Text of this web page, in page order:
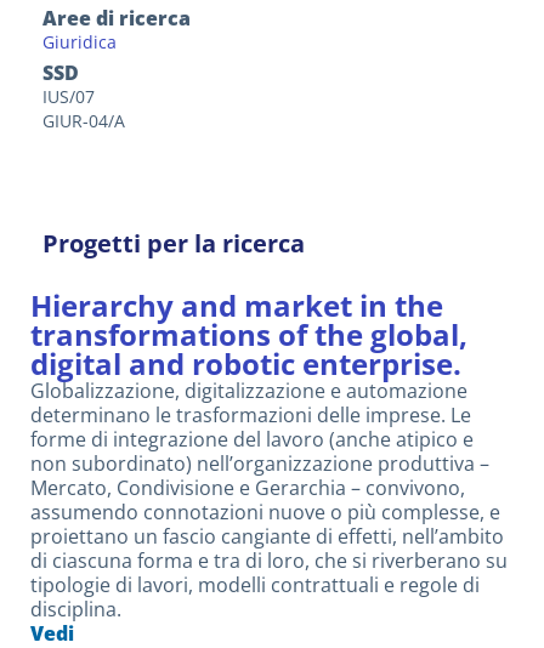
Aree di ricerca
Giuridica
SSD
IUS/07
GIUR-04/A
Progetti per la ricerca
Hierarchy and market in the
transformations of the global,
digital and robotic enterprise.
Globalizzazione, digitalizzazione e automazione
determinano le trasformazioni delle imprese. Le
forme di integrazione del lavoro (anche atipico e
non subordinato) nell’organizzazione produttiva –
Mercato, Condivisione e Gerarchia – convivono,
assumendo connotazioni nuove o più complesse, e
proiettano un fascio cangiante di effetti, nell’ambito
di ciascuna forma e tra di loro, che si riverberano su
tipologie di lavori, modelli contrattuali e regole di
disciplina.
Vedi